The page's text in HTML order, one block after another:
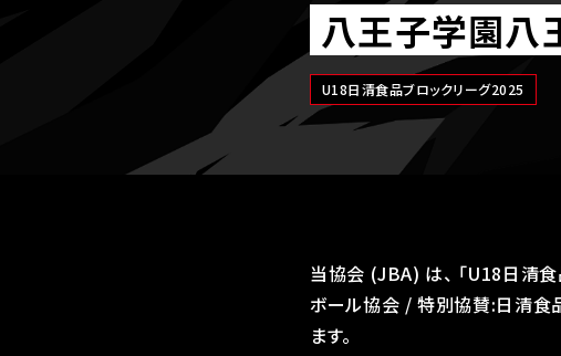
八王子学園八
U18日清食品ブロックリーグ2025
当協会 (JBA) は、 ｢U18日清
ボール協会 / 特別協賛:日清食
ます。